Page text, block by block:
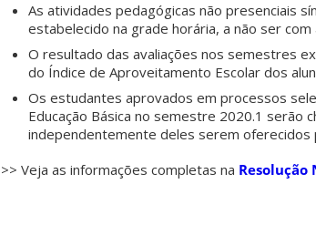
As atividades pedagógicas não presenciais
estabelecido na grade horária, a não ser
O resultado das avaliações nos semestres
do Índice de Aproveitamento Escolar dos
Os estudantes aprovados em processos
Educação Básica no semestre 2020.1 serão
independentemente deles serem oferecidos
>> Veja as informações completas na Resolução